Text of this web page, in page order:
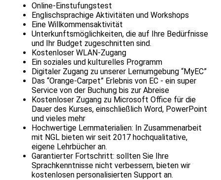
Online-Einstufungstest
Englischsprachige Aktivitäten und Workshops
Eine Willkommensaktivität
Unterkunftsmöglichkeiten, die auf Ihre Bedürfnisse
und Ihr Budget zugeschnitten sind.
Kostenloser WLAN-Zugang
Ein soziales und kulturelles Programm
Digitaler Zugang zu unserer Lernumgebung “MyEC”
Das “Orange-Carpet” Erlebnis von EC - ein super
Service von der Buchung bis zur Abreise
Kostenloser Zugang zu Microsoft Office für die
Dauer des Kurses, einschließlich Word, PowerPoint
und vieles mehr
Hochwertige Lernmaterialien: In Zusammenarbeit
mit NGL bieten wir seit 2017 hochqualitative,
eigene Lehrbücher an.
Garantierter Fortschritt: sollten Sie Ihre
Sprachkenntnisse nicht verbessern, bieten wir
kostenlosen personalisierten Support an.